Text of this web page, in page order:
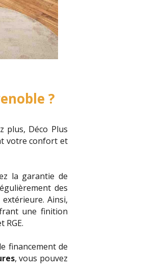
?
plus, Déco Plus
votre confort et
la garantie de
des
Ainsi,
une finition
RGE.
financement de
, vous pouvez